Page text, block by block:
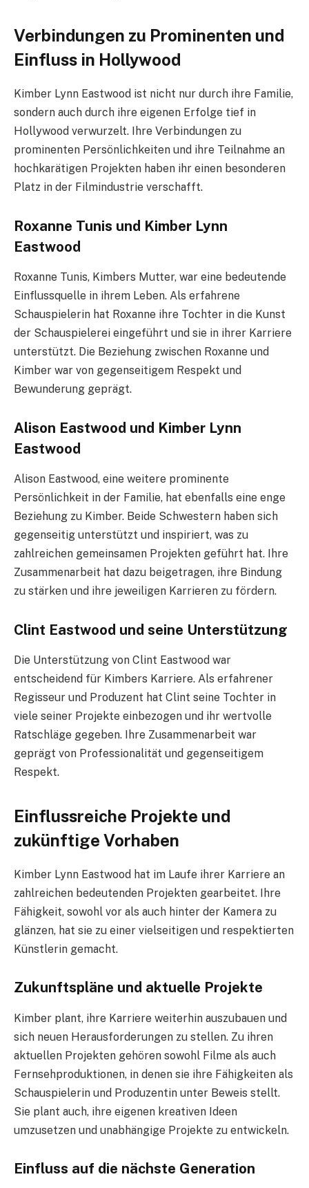
Verbindungen zu Prominenten und
Einfluss in Hollywood
Kimber Lynn Eastwood ist nicht nur durch ihre Familie,
sondern auch durch ihre eigenen Erfolge tief in
Hollywood verwurzelt. Ihre Verbindungen zu
prominenten Persönlichkeiten und ihre Teilnahme an
hochkarätigen Projekten haben ihr einen besonderen
Platz in der Filmindustrie verschafft.
Roxanne Tunis und Kimber Lynn
Eastwood
Roxanne Tunis, Kimbers Mutter, war eine bedeutende
Einflussquelle in ihrem Leben. Als erfahrene
Schauspielerin hat Roxanne ihre Tochter in die Kunst
der Schauspielerei eingeführt und sie in ihrer Karriere
unterstützt. Die Beziehung zwischen Roxanne und
Kimber war von gegenseitigem Respekt und
Bewunderung geprägt.
Alison Eastwood und Kimber Lynn
Eastwood
Alison Eastwood, eine weitere prominente
Persönlichkeit in der Familie, hat ebenfalls eine enge
Beziehung zu Kimber. Beide Schwestern haben sich
gegenseitig unterstützt und inspiriert, was zu
zahlreichen gemeinsamen Projekten geführt hat. Ihre
Zusammenarbeit hat dazu beigetragen, ihre Bindung
zu stärken und ihre jeweiligen Karrieren zu fördern.
Clint Eastwood und seine Unterstützung
Die Unterstützung von Clint Eastwood war
entscheidend für Kimbers Karriere. Als erfahrener
Regisseur und Produzent hat Clint seine Tochter in
viele seiner Projekte einbezogen und ihr wertvolle
Ratschläge gegeben. Ihre Zusammenarbeit war
geprägt von Professionalität und gegenseitigem
Respekt.
Einflussreiche Projekte und
zukünftige Vorhaben
Kimber Lynn Eastwood hat im Laufe ihrer Karriere an
zahlreichen bedeutenden Projekten gearbeitet. Ihre
Fähigkeit, sowohl vor als auch hinter der Kamera zu
glänzen, hat sie zu einer vielseitigen und respektierten
Künstlerin gemacht.
Zukunftspläne und aktuelle Projekte
Kimber plant, ihre Karriere weiterhin auszubauen und
sich neuen Herausforderungen zu stellen. Zu ihren
aktuellen Projekten gehören sowohl Filme als auch
Fernsehproduktionen, in denen sie ihre Fähigkeiten als
Schauspielerin und Produzentin unter Beweis stellt.
Sie plant auch, ihre eigenen kreativen Ideen
umzusetzen und unabhängige Projekte zu entwickeln.
Einfluss auf die nächste Generation